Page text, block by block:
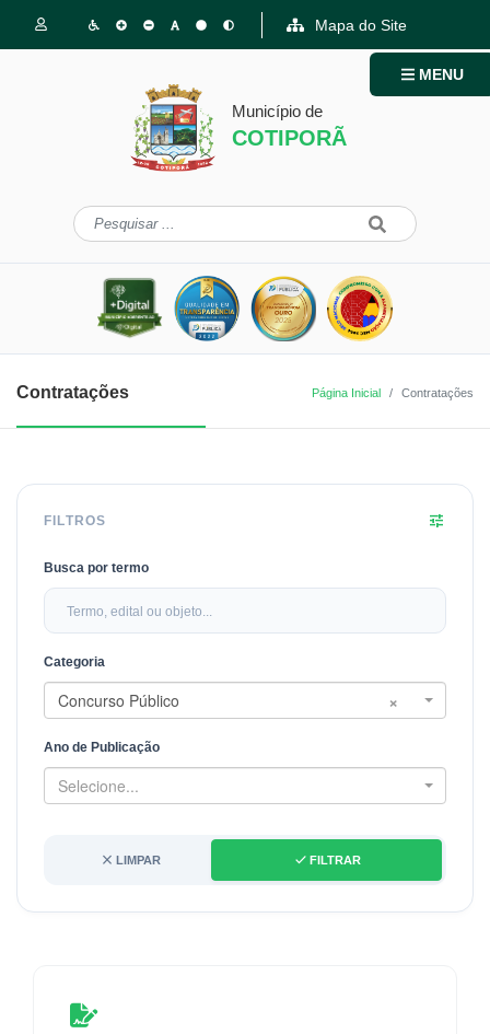
Mapa do Site
Município de
COTIPORÃ
MENU
Contratações Página Inicial Contratações
FILTROS tune
Busca por termo
Categoria
×
Concurso Público
Ano de Publicação
Selecione...
close LIMPAR done FILTRAR